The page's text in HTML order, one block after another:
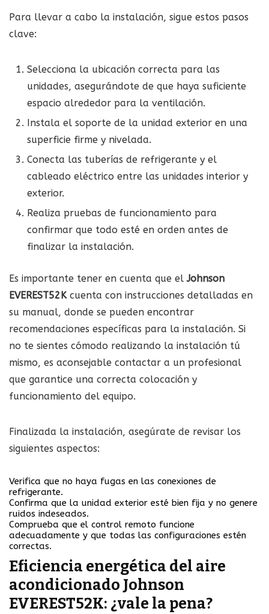
Para llevar a cabo la instalación, sigue estos pasos
clave:
Selecciona la ubicación correcta para las
unidades, asegurándote de que haya suficiente
espacio alrededor para la ventilación.
Instala el soporte de la unidad exterior en una
superficie firme y nivelada.
Conecta las tuberías de refrigerante y el
cableado eléctrico entre las unidades interior y
exterior.
Realiza pruebas de funcionamiento para
confirmar que todo esté en orden antes de
finalizar la instalación.
Es importante tener en cuenta que elJohnson
EVEREST52Kcuenta con instrucciones detalladas en
su manual, donde se pueden encontrar
recomendaciones específicas para la instalación. Si
no te sientes cómodo realizando la instalación tú
mismo, es aconsejable contactar a un profesional
que garantice una correcta colocación y
funcionamiento del equipo.
Finalizada la instalación, asegúrate de revisar los
siguientes aspectos:
Verifica que no haya fugas en las conexiones de
refrigerante.
Confirma que la unidad exterior esté bien fija y no genere
ruidos indeseados.
Comprueba que el control remoto funcione
adecuadamente y que todas las configuraciones estén
correctas.
Eficiencia energética del aire
acondicionado Johnson
EVEREST52K: ¿vale la pena?